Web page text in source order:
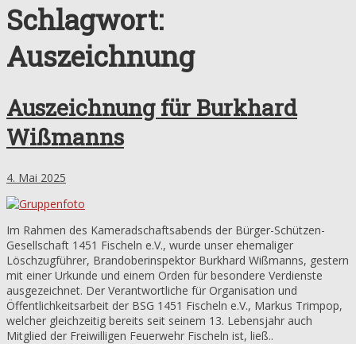
Schlagwort:
Auszeichnung
Auszeichnung für Burkhard
Wißmanns
4. Mai 2025
Im Rahmen des Kameradschaftsabends der Bürger-Schützen-
Gesellschaft 1451 Fischeln e.V., wurde unser ehemaliger
Löschzugführer, Brandoberinspektor Burkhard Wißmanns, gestern
mit einer Urkunde und einem Orden für besondere Verdienste
ausgezeichnet. Der Verantwortliche für Organisation und
Öffentlichkeitsarbeit der BSG 1451 Fischeln e.V., Markus Trimpop,
welcher gleichzeitig bereits seit seinem 13. Lebensjahr auch
Mitglied der Freiwilligen Feuerwehr Fischeln ist, ließ..